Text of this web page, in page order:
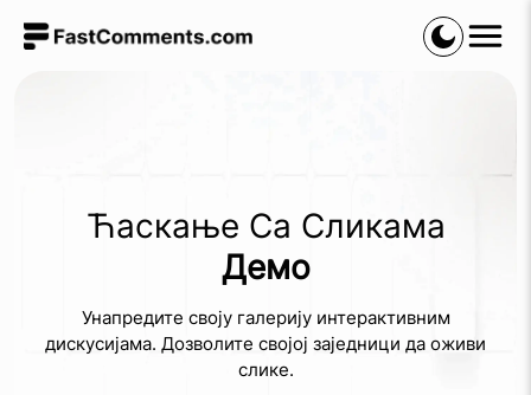
Ћаскање Са Сликама
Демо
Унапредите своју галерију интерактивним
дискусијама. Дозволите својој заједници да оживи
слике.